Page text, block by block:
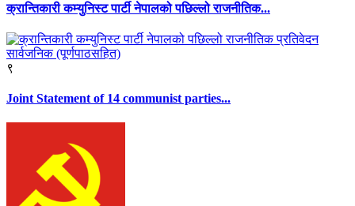
क्रान्तिकारी कम्युनिस्ट पार्टी नेपालको पछिल्लो राजनीतिक...
९
Joint Statement of 14 communist parties...